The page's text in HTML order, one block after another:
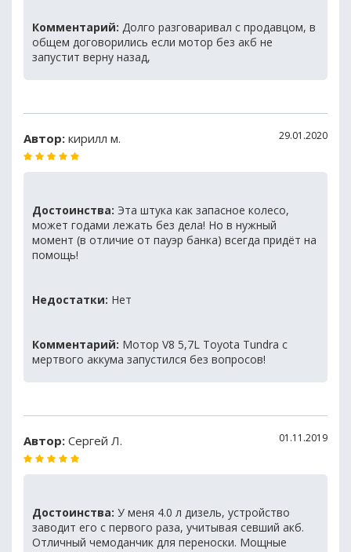
Комментарий: Долго разговаривал с продавцом, в
общем договорились если мотор без акб не
запустит верну назад,
Автор: кирилл м. 29.01.2020
Достоинства: Эта штука как запасное колесо,
может годами лежать без дела! Но в нужный
момент (в отличие от пауэр банка) всегда придёт на
помощь!
Недостатки: Нет
Комментарий: Мотор V8 5,7L Toyota Tundra с
мертвого аккума запустился без вопросов!
Автор: Сергей Л. 01.11.2019
Достоинства: У меня 4.0 л дизель, устройство
заводит его с первого раза, учитывая севший акб.
Отличный чемоданчик для переноски. Мощные